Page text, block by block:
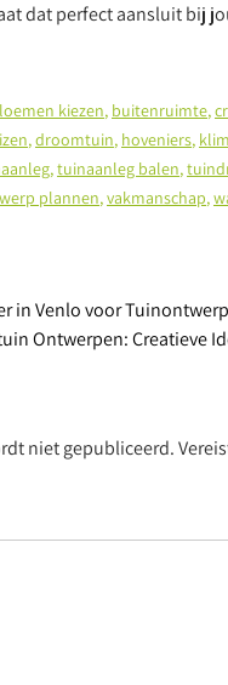
dat perfect aansluit bij
kiezen, buitenruimte,
,droomtuin, hoveniers,
,tuinaanleg balen,
plannen,vakmanschap,
in Venlo voor
Ontwerpen: Creatieve
niet gepubliceerd.